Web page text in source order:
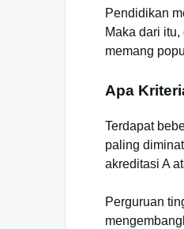
Pendidikan
Maka dari
memang
Apa
Terdapat
paling
akreditasi A
Perguruan